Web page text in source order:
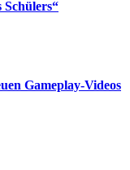
Schülers“
Gameplay-Videos